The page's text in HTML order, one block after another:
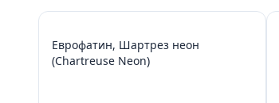
Еврофатин, Шартрез неон
(Chartreuse Neon)